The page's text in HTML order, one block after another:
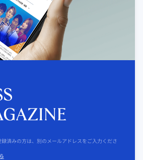
済みの方は、別のメールアドレスをご入力くださ